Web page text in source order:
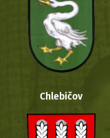
Chlebičov